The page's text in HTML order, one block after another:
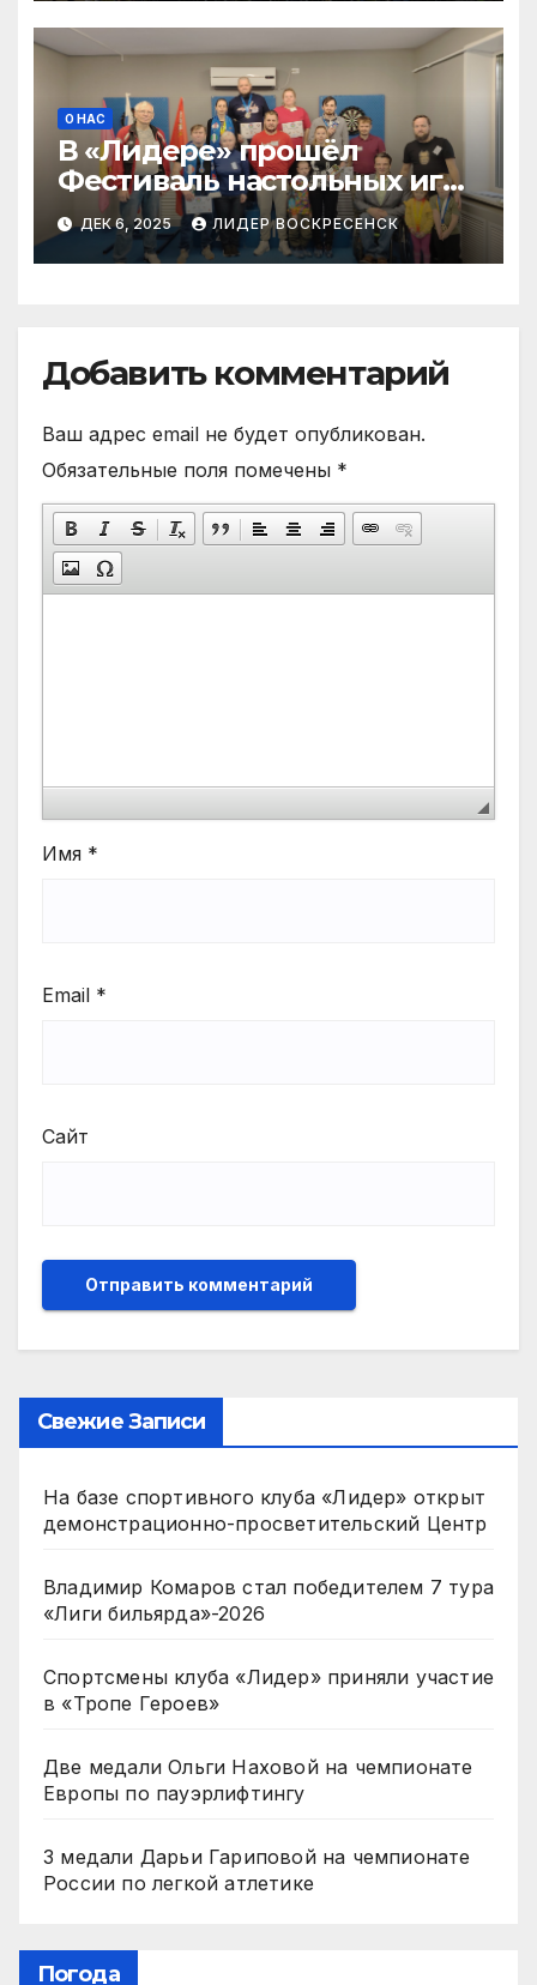
О НАС
В «Лидере» прошёл
Фестиваль настольных игр
для людей с нарушением
слуха
ДЕК 6, 2025 ЛИДЕР ВОСКРЕСЕНСК
Добавить комментарий
Ваш адрес email не будет опубликован.
Обязательные поля помечены *
Имя *
Email *
Сайт
Свежие Записи
На базе спортивного клуба «Лидер» открыт
демонстрационно-просветительский Центр
Владимир Комаров стал победителем 7 тура
«Лиги бильярда»-2026
Спортсмены клуба «Лидер» приняли участие
в «Тропе Героев»
Две медали Ольги Наховой на чемпионате
Европы по пауэрлифтингу
3 медали Дарьи Гариповой на чемпионате
России по легкой атлетике
Погода